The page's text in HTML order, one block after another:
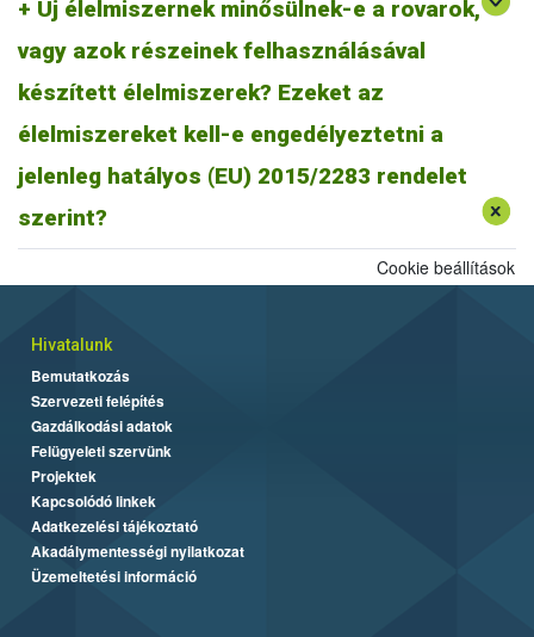
Új élelmiszernek minősülnek-e a rovarok,
vagy azok részeinek felhasználásával
készített élelmiszerek? Ezeket az
élelmiszereket kell-e engedélyeztetni a
jelenleg hatályos (EU) 2015/2283 rendelet
szerint?
Cookie beállítások
Hivatalunk
Bemutatkozás
Szervezeti felépítés
Gazdálkodási adatok
Felügyeleti szervünk
Projektek
Kapcsolódó linkek
Adatkezelési tájékoztató
Akadálymentességi nyilatkozat
Üzemeltetési információ